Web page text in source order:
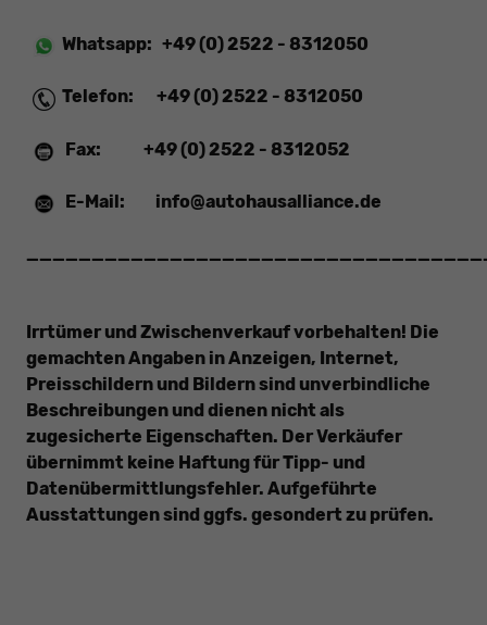
Whatsapp: +49 (0) 2522 - 8312050
Telefon: +49 (0) 2522 - 8312050
Fax: +49 (0) 2522 - 8312052
E-Mail: info@autohausalliance.de
Irrtümer und Zwischenverkauf vorbehalten! Die
gemachten Angaben in Anzeigen, Internet,
Preisschildern und Bildern sind unverbindliche
Beschreibungen und dienen nicht als
zugesicherte Eigenschaften. Der Verkäufer
übernimmt keine Haftung für Tipp- und
Datenübermittlungsfehler. Aufgeführte
Ausstattungen sind ggfs. gesondert zu prüfen.